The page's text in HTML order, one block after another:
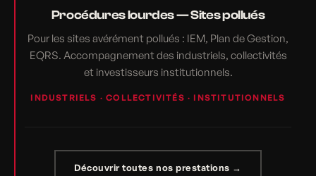
Procédures lourdes — Sites pollués
Pour les sites avérément pollués : IEM, Plan de Gestion,
EQRS. Accompagnement des industriels, collectivités
et investisseurs institutionnels.
INDUSTRIELS · COLLECTIVITÉS · INSTITUTIONNELS
Découvrir toutes nos prestations →